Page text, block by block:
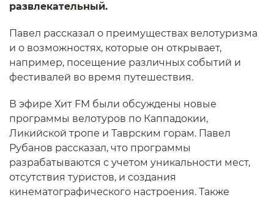
развлекательный.
Павел рассказал о преимуществах велотуризма
и о возможностях, которые он открывает,
например, посещение различных событий и
фестивалей во время путешествия.
В эфире Хит FM были обсуждены новые
программы велотуров по Каппадокии,
Ликийской тропе и Таврским горам. Павел
Рубанов рассказал, что программы
разрабатываются с учетом уникальности мест,
отсутствия туристов, и создания
кинематографического настроения. Также